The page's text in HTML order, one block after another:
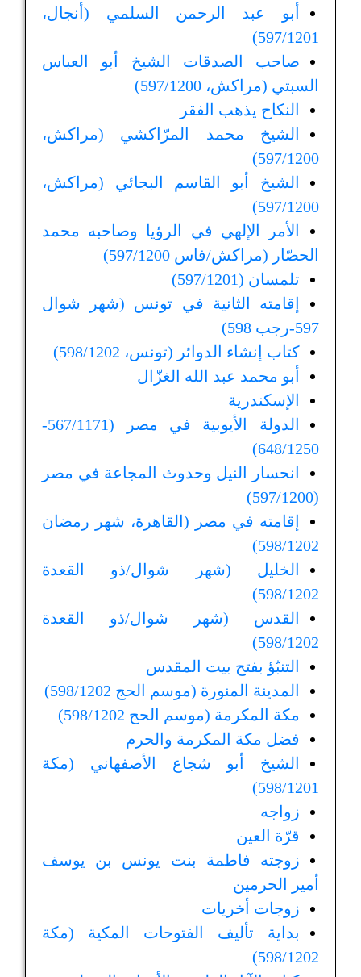
أبو عبد الرحمن السلمي (أنجال،
597/1201)
صاحب الصدقات الشيخ أبو العباس
السبتي (مراكش، 597/1200)
النكاح يذهب الفقر
الشيخ محمد المرّاكشي (مراكش،
597/1200)
الشيخ أبو القاسم البجائي (مراكش،
597/1200)
الأمر الإلهي في الرؤيا وصاحبه محمد
الحصّار (مراكش/فاس 597/1200)
تلمسان (597/1201)
إقامته الثانية في تونس (شهر شوال
597-رجب 598)
كتاب إنشاء الدوائر (تونس، 598/1202)
أبو محمد عبد الله الغزّال
الإسكندرية
الدولة الأيوبية في مصر (567/1171-
648/1250)
انحسار النيل وحدوث المجاعة في مصر
(597/1200)
إقامته في مصر (القاهرة، شهر رمضان
598/1202)
الخليل (شهر شوال/ذو القعدة
598/1202)
القدس (شهر شوال/ذو القعدة
598/1202)
التنبّؤ بفتح بيت المقدس
المدينة المنورة (موسم الحج 598/1202)
مكة المكرمة (موسم الحج 598/1202)
فضل مكة المكرمة والحرم
الشيخ أبو شجاع الأصفهاني (مكة
598/1201)
زواجه
قرّة العين
زوجته فاطمة بنت يونس بن يوسف
أمير الحرمين
زوجات أخريات
بداية تأليف الفتوحات المكية (مكة
598/1202)